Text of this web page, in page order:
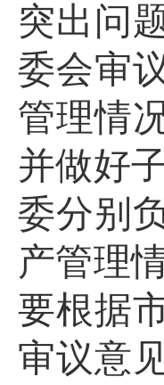
突出问
委会审
管理情
并做好
委分别
产管理
要根据
审议意